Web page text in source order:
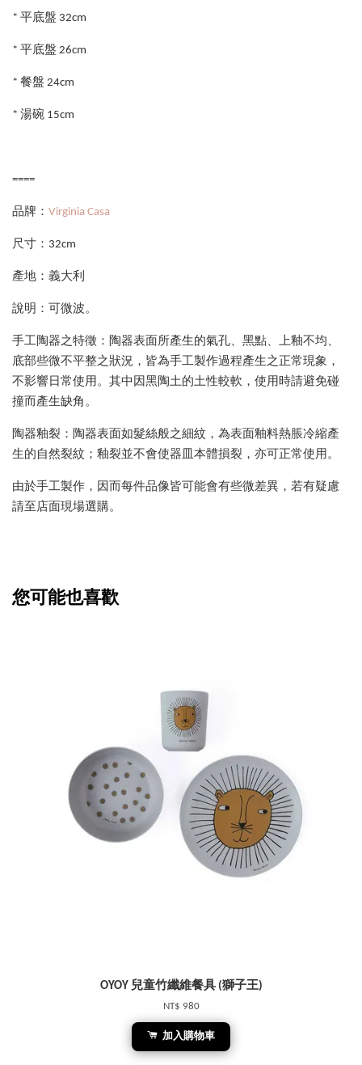
* 平底盤 32cm
* 平底盤 26cm
* 餐盤 24cm
* 湯碗 15cm
====
品牌： Virginia Casa
尺寸：32cm
產地：義大利
說明：可微波。
手工陶器之特徵：陶器表面所產生的氣孔、黑點、上釉不均、
底部些微不平整之狀況，皆為手工製作過程產生之正常現象，
不影響日常使用。其中因黑陶土的土性較軟，使用時請避免碰
撞而產生缺角。
陶器釉裂：陶器表面如髮絲般之細紋，為表面釉料熱脹冷縮產
生的自然裂紋；釉裂並不會使器皿本體損裂，亦可正常使用。
由於手工製作，因而每件品像皆可能會有些微差異，若有疑慮
請至店面現場選購。
您可能也喜歡
OYOY 兒童竹纖維餐具 (獅子王)
NT$ 980
加入購物車